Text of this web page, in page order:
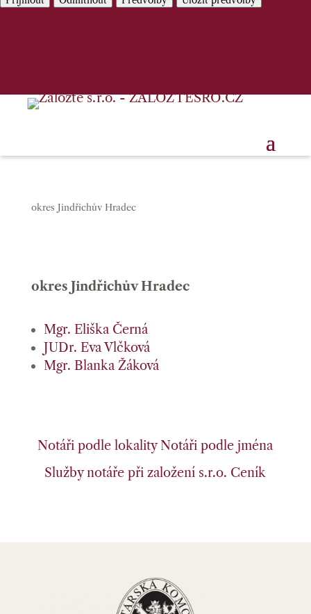
okres Jindřichův Hradec
okres Jindřichův Hradec
Mgr. Eliška Černá
JUDr. Eva Vlčková
Mgr. Blanka Žáková
Notáři podle lokality Notáři podle jména
Služby notáře při založení s.r.o. Ceník